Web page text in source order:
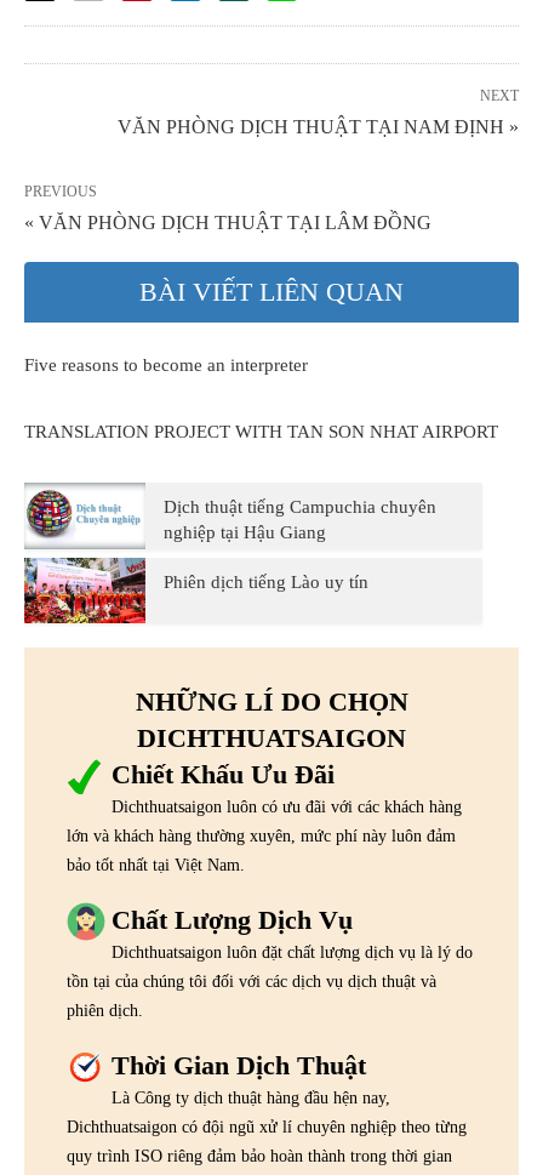
NEXT
VĂN PHÒNG DỊCH THUẬT TẠI NAM ĐỊNH »
PREVIOUS
« VĂN PHÒNG DỊCH THUẬT TẠI LÂM ĐỒNG
BÀI VIẾT LIÊN QUAN
Five reasons to become an interpreter
TRANSLATION PROJECT WITH TAN SON NHAT AIRPORT
Dịch thuật tiếng Campuchia chuyên
nghiệp tại Hậu Giang
Phiên dịch tiếng Lào uy tín
NHỮNG LÍ DO CHỌN
DICHTHUATSAIGON
Chiết Khấu Ưu Đãi
Dichthuatsaigon luôn có ưu đãi với các khách hàng
lớn và khách hàng thường xuyên, mức phí này luôn đảm
bảo tốt nhất tại Việt Nam.
Chất Lượng Dịch Vụ
Dichthuatsaigon luôn đặt chất lượng dịch vụ là lý do
tồn tại của chúng tôi đối với các dịch vụ dịch thuật và
phiên dịch.
Thời Gian Dịch Thuật
Là Công ty dịch thuật hàng đầu hện nay,
Dichthuatsaigon có đội ngũ xử lí chuyên nghiệp theo từng
quy trình ISO riêng đảm bảo hoàn thành trong thời gian